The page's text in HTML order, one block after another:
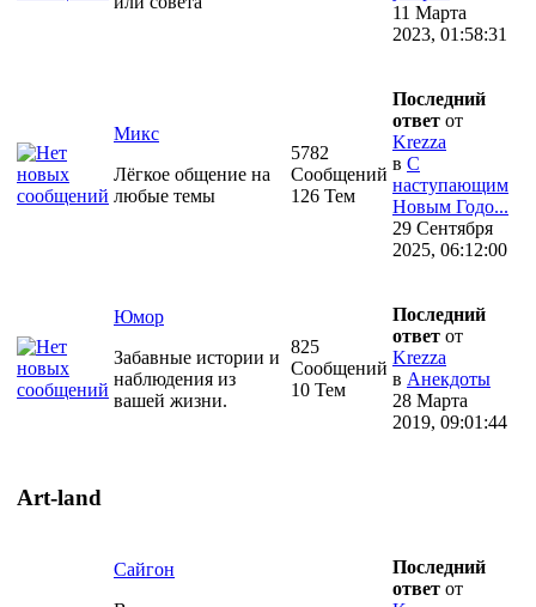
11 Марта
2023, 01:58:31
Микс
Лёгкое общение на
любые темы
5782
Сообщений
126 Тем
Последний
ответ от
Krezza
в С
наступающим
Новым Годо...
29 Сентября
2025, 06:12:00
Юмор
Забавные истории и
наблюдения из
вашей жизни.
825
Сообщений
10 Тем
Последний
ответ от
Krezza
в Анекдоты
28 Марта
2019, 09:01:44
Art-land
Сайгон
Последний
ответ от